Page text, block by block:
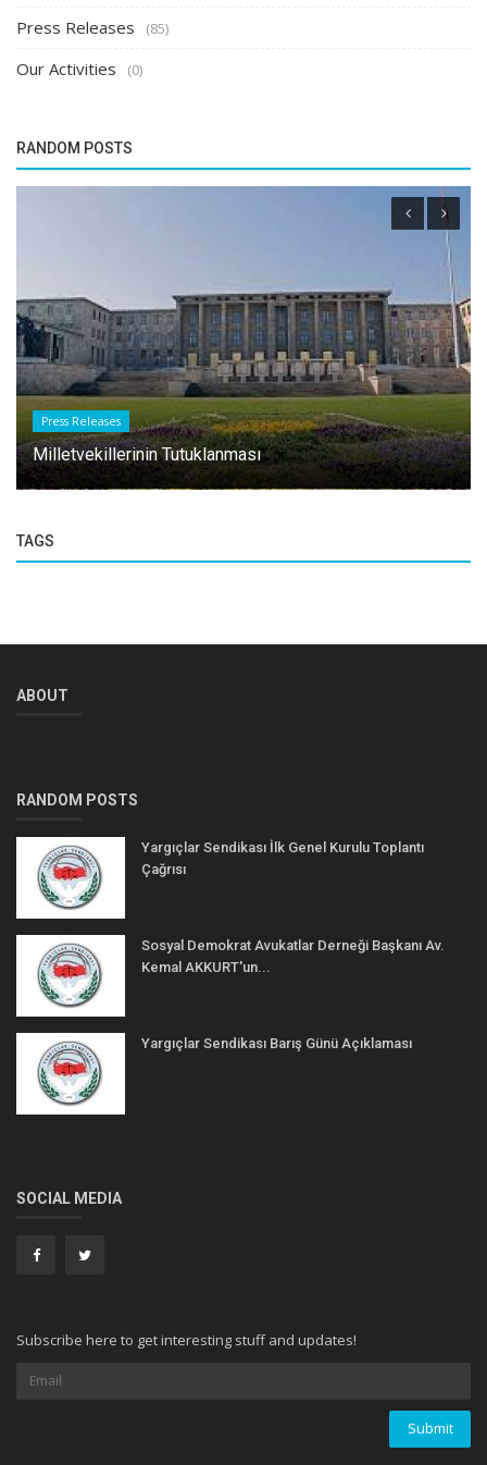
Press Releases (85)
Our Activities (0)
RANDOM POSTS
Press Releases
Milletvekillerinin Tutuklanması
TAGS
ABOUT
RANDOM POSTS
Yargıçlar Sendikası İlk Genel Kurulu Toplantı
Çağrısı
Sosyal Demokrat Avukatlar Derneği Başkanı Av.
Kemal AKKURT'un...
Yargıçlar Sendikası Barış Günü Açıklaması
SOCIAL MEDIA
Subscribe here to get interesting stuff and updates!